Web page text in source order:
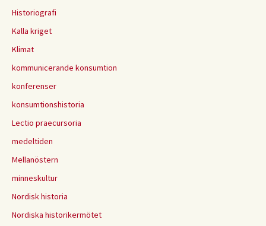
Historiografi
Kalla kriget
Klimat
kommunicerande konsumtion
konferenser
konsumtionshistoria
Lectio praecursoria
medeltiden
Mellanöstern
minneskultur
Nordisk historia
Nordiska historikermötet